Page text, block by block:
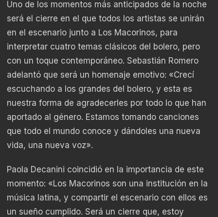
Uno de los momentos más anticipados de la noche
será el cierre en el que todos los artistas se unirán
en el escenario junto a Los Macorinos, para
interpretar cuatro temas clásicos del bolero, pero
con un toque contemporáneo. Sebastián Romero
adelantó que será un homenaje emotivo: «Crecí
escuchando a los grandes del bolero, y esta es
nuestra forma de agradecerles por todo lo que han
aportado al género. Estamos tomando canciones
que todo el mundo conoce y dándoles una nueva
vida, una nueva voz».
Paola Decanini coincidió en la importancia de este
momento: «Los Macorinos son una institución en la
música latina, y compartir el escenario con ellos es
un sueño cumplido. Será un cierre que, estoy